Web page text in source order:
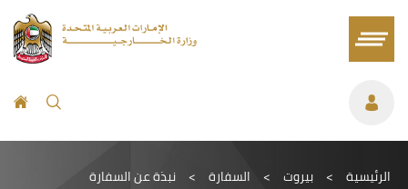
الرئيسية > بيروت > السفارة > نبذة عن السفارة